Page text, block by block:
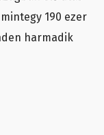
190 ezer
harmadik